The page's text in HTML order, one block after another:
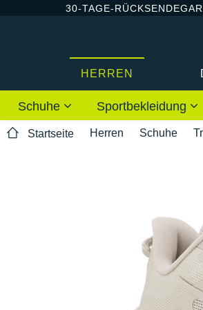
30-TAGE-
HERREN
Schuhe Sportbekleidung
Startseite Herren Schuhe